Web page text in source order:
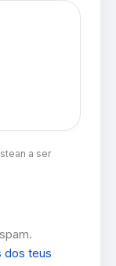
a ser
dos teus